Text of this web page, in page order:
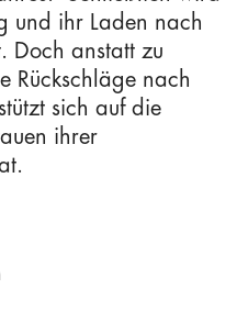
und ihr Laden nach
Doch anstatt zu
Rückschläge nach
sich auf die
ihrer